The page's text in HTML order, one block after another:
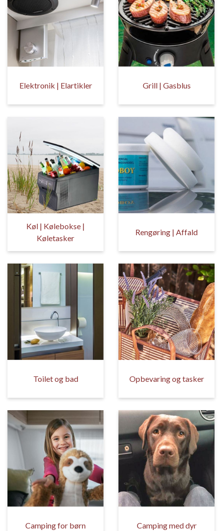
Elektronik | Elartikler Grill | Gasblus
Køl | Kølebokse |
Køletasker
Rengøring | Affald
Toilet og bad Opbevaring og tasker
Camping for børn Camping med dyr